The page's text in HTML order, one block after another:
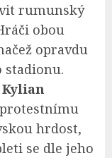
rumunský
obou
opravdu
stadionu.
Kylian
hrdost,
se dle jeho